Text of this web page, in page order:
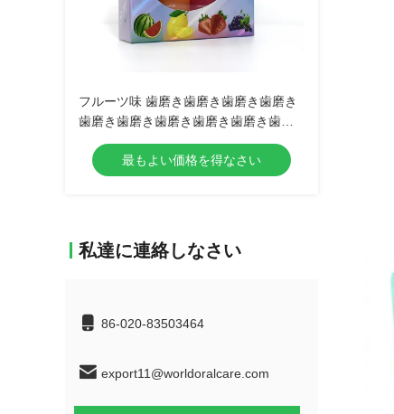
フルーツ味 歯磨き歯磨き歯磨き歯磨き
歯磨き歯磨き歯磨き歯磨き歯磨き歯磨
き歯磨き歯磨き歯磨き歯磨き歯磨き歯
磨き歯磨き歯磨き歯磨き歯磨き歯磨き
歯磨き歯磨き歯磨き歯磨き歯磨き歯磨
き歯磨き歯磨き歯磨き歯磨き歯磨き歯
磨き歯歯歯磨き歯歯磨き歯歯歯磨き歯
最もよい価格を得なさい
私達に連絡しなさい
86-020-83503464
export11@worldoralcare.com